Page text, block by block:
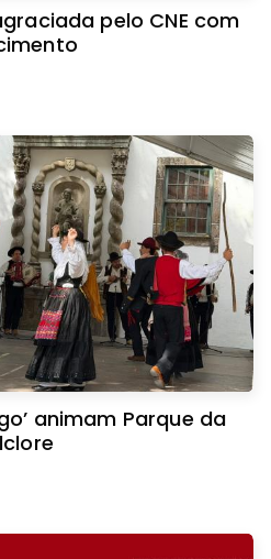
pelo CNE com
animam Parque da